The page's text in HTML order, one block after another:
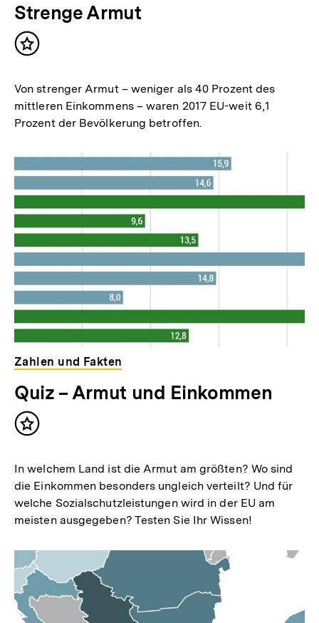
Strenge Armut
Inhalt
Von strenger Armut – weniger als 40 Prozent des
mittleren Einkommens – waren 2017 EU-weit 6,1
Prozent der Bevölkerung betroffen.
Zahlen und Fakten
Quiz – Armut und Einkommen
Inhalt
In welchem Land ist die Armut am größten? Wo sind
die Einkommen besonders ungleich verteilt? Und für
welche Sozialschutzleistungen wird in der EU am
meisten ausgegeben? Testen Sie Ihr Wissen!